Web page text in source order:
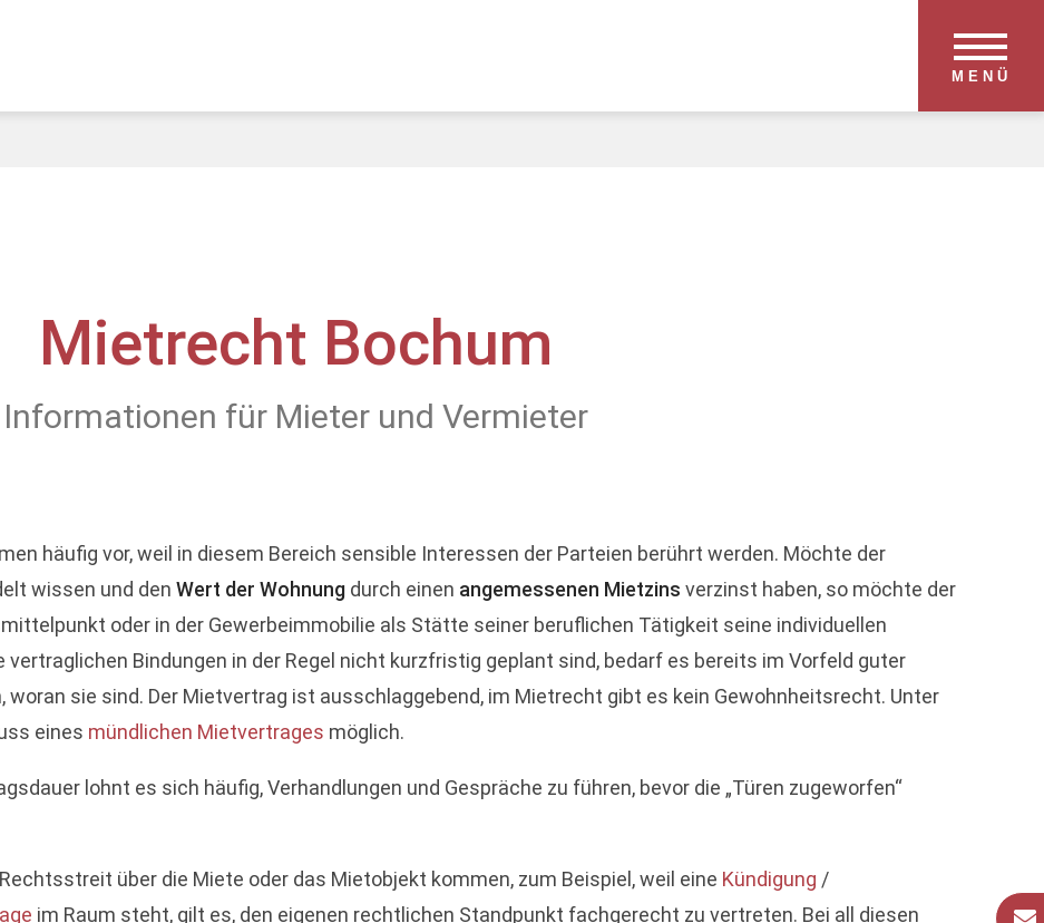
MENÜ
Mietrecht Bochum
Informationen für Mieter und Vermieter
häufig vor, weil in diesem Bereich sensible Interessen der Parteien berührt werden. Möchte der
wissen und den Wert der Wohnung durch einen angemessenen Mietzins verzinst haben, so möchte der
oder in der Gewerbeimmobilie als Stätte seiner beruflichen Tätigkeit seine individuellen
Bindungen in der Regel nicht kurzfristig geplant sind, bedarf es bereits im Vorfeld guter
woran sie sind. Der Mietvertrag ist ausschlaggebend, im Mietrecht gibt es kein Gewohnheitsrecht. Unter
eines mündlichen Mietvertrages möglich.
lohnt es sich häufig, Verhandlungen und Gespräche zu führen, bevor die „Türen zugeworfen“
über die Miete oder das Mietobjekt kommen, zum Beispiel, weil eine Kündigung /
im Raum steht, gilt es, den eigenen rechtlichen Standpunkt fachgerecht zu vertreten. Bei all diesen